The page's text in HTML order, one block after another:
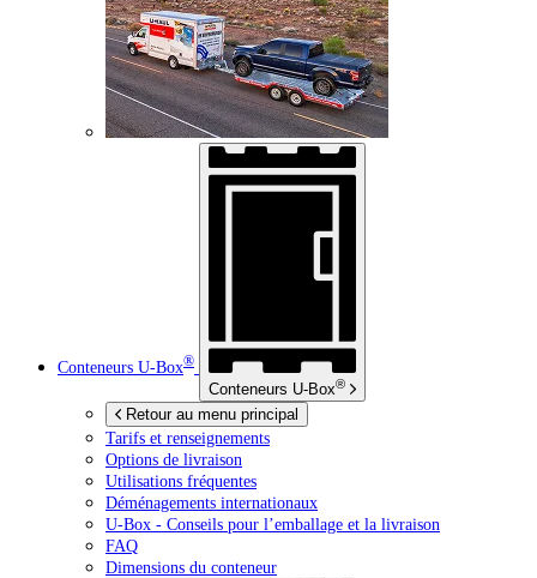
Conteneurs U-Box®
Conteneurs U-Box®
Retour au menu principal
Tarifs et renseignements
Options de livraison
Utilisations fréquentes
Déménagements internationaux
U-Box - Conseils pour l’emballage et la livraison
FAQ
Dimensions du conteneur